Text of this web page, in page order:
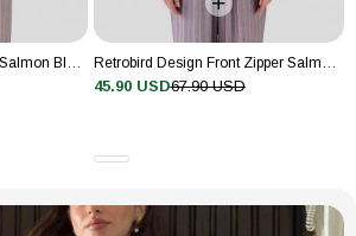
Kolsuz
Casual/Günlük
Retrobird Backless Short Salmon Blouse Top Retrobird Design Front Zipper Salmon Bustier
67.90 USD
45.90 USD